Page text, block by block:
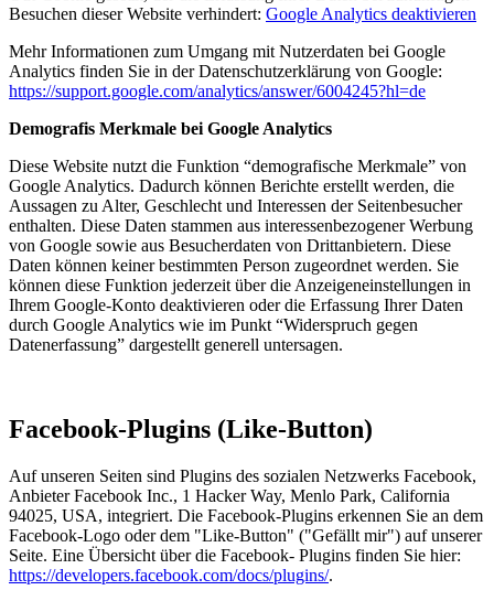
Besuchen dieser Website verhindert: Google Analytics deaktivieren
Mehr Informationen zum Umgang mit Nutzerdaten bei Google
Analytics finden Sie in der Datenschutzerklärung von Google:
https://support.google.com/analytics/answer/6004245?hl=de
Demografis Merkmale bei Google Analytics
Diese Website nutzt die Funktion “demografische Merkmale” von
Google Analytics. Dadurch können Berichte erstellt werden, die
Aussagen zu Alter, Geschlecht und Interessen der Seitenbesucher
enthalten. Diese Daten stammen aus interessenbezogener Werbung
von Google sowie aus Besucherdaten von Drittanbietern. Diese
Daten können keiner bestimmten Person zugeordnet werden. Sie
können diese Funktion jederzeit über die Anzeigeneinstellungen in
Ihrem Google-Konto deaktivieren oder die Erfassung Ihrer Daten
durch Google Analytics wie im Punkt “Widerspruch gegen
Datenerfassung” dargestellt generell untersagen.
Facebook-Plugins (Like-Button)
Auf unseren Seiten sind Plugins des sozialen Netzwerks Facebook,
Anbieter Facebook Inc., 1 Hacker Way, Menlo Park, California
94025, USA, integriert. Die Facebook-Plugins erkennen Sie an dem
Facebook-Logo oder dem "Like-Button" ("Gefällt mir") auf unserer
Seite. Eine Übersicht über die Facebook- Plugins finden Sie hier:
https://developers.facebook.com/docs/plugins/.